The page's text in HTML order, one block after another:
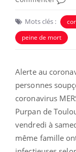
Mots clés :
peine de mort
Alerte au
personnes
coronavirus
Purpan de
vendredi à
même famille